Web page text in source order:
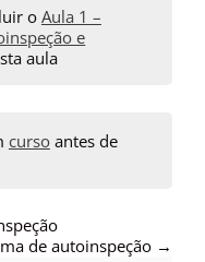
o Aula 1 –
e
aula
cursoantes de
de autoinspeção